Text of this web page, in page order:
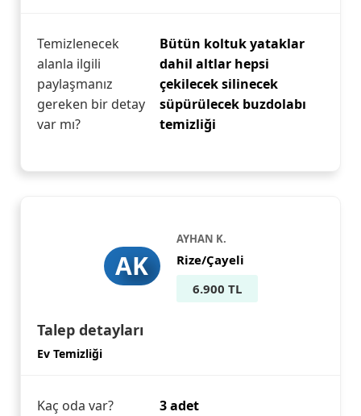
Temizlenecek
alanla ilgili
paylaşmanız
gereken bir detay
var mı?
Bütün koltuk yataklar
dahil altlar hepsi
çekilecek silinecek
süpürülecek buzdolabı
temizliği
AK
AYHAN K.
Rize/Çayeli
6.900 TL
Talep detayları
Ev Temizliği
Kaç oda var?
3 adet